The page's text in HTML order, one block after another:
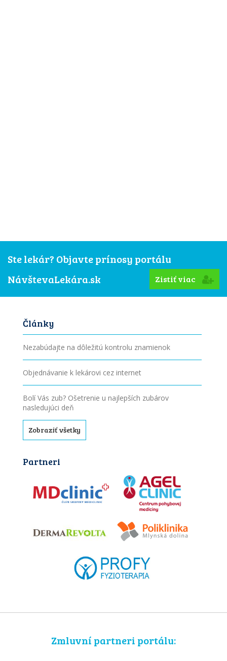
Ste lekár? Objavte prínosy portálu
NávštevaLekára.sk
Zistiť viac
Články
Nezabúdajte na dôležitú kontrolu znamienok
Objednávanie k lekárovi cez internet
Bolí Vás zub? Ošetrenie u najlepších zubárov
nasledujúci deň
Zobraziť všetky
Partneri
Zmluvní partneri portálu: